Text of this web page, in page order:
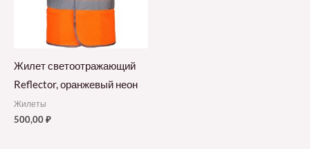
Жилет светоотражающий
Reflector, оранжевый неон
Жилеты
500,00₽